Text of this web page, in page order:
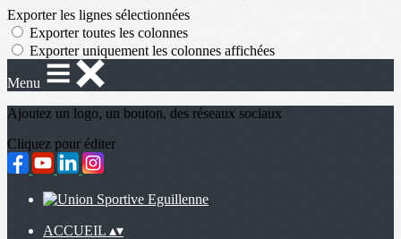
Exporter les lignes sélectionnées
Exporter toutes les colonnes
Exporter uniquement les colonnes affichées
Menu
Ajoutez un logo, un bouton, des réseaux sociaux
Cliquez pour éditer
ACCUEIL ▴▾